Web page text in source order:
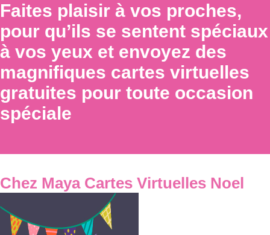
Faites plaisir à vos proches,
pour qu’ils se sentent spéciaux
à vos yeux et envoyez des
magnifiques cartes virtuelles
gratuites pour toute occasion
spéciale
Chez Maya Cartes Virtuelles Noel